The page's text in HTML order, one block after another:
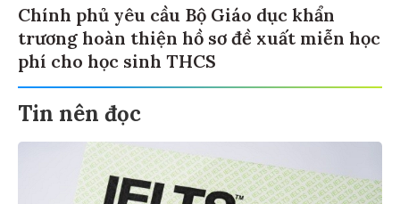
Chính phủ yêu cầu Bộ Giáo dục khẩn
trương hoàn thiện hồ sơ đề xuất miễn học
phí cho học sinh THCS
Tin nên đọc